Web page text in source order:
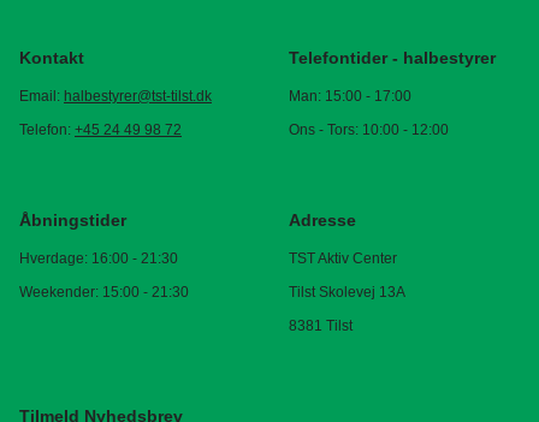
Kontakt
Email: halbestyrer@tst-tilst.dk
Telefon: +45 24 49 98 72
Telefontider - halbestyrer
Man: 15:00 - 17:00
Ons - Tors: 10:00 - 12:00
Åbningstider
Hverdage: 16:00 - 21:30
Weekender: 15:00 - 21:30
Adresse
TST Aktiv Center
Tilst Skolevej 13A
8381 Tilst
Tilmeld Nyhedsbrev